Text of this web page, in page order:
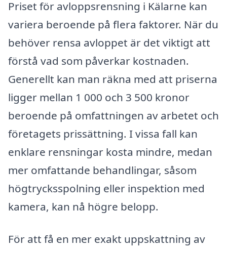
Priset för avloppsrensning i Kälarne kan
variera beroende på flera faktorer. När du
behöver rensa avloppet är det viktigt att
förstå vad som påverkar kostnaden.
Generellt kan man räkna med att priserna
ligger mellan 1 000 och 3 500 kronor
beroende på omfattningen av arbetet och
företagets prissättning. I vissa fall kan
enklare rensningar kosta mindre, medan
mer omfattande behandlingar, såsom
högtrycksspolning eller inspektion med
kamera, kan nå högre belopp.
För att få en mer exakt uppskattning av